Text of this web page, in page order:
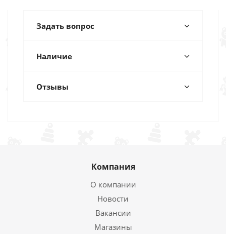
Задать вопрос
Наличие
Отзывы
Компания
О компании
Новости
Вакансии
Магазины